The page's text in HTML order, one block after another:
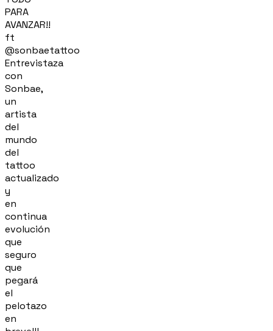
PARA
AVANZAR!!
ft
@sonbaetattoo
Entrevistaza
con
Sonbae,
un
artista
del
mundo
del
tattoo
actualizado
y
en
continua
evolución
que
seguro
que
pegará
el
pelotazo
en